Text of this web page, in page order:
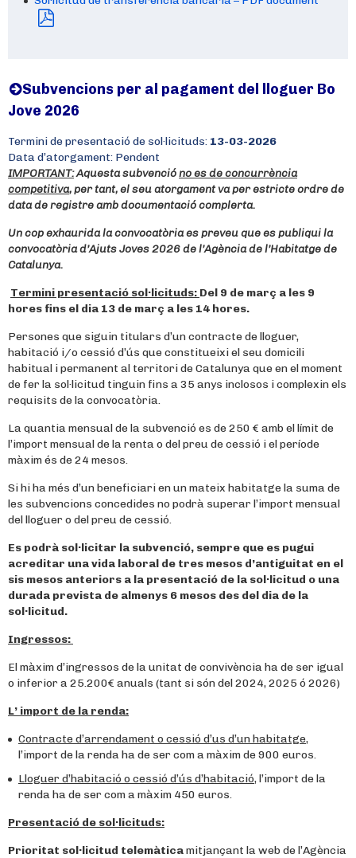
Subvencions per al pagament del lloguer Bo
Jove 2026
Termini de presentació de sol·licituds: 13-03-2026
Data d’atorgament: Pendent
IMPORTANT:Aquesta subvencióno es de concurrència
competitiva, per tant, el seu atorgament va per estricte ordre de
data de registre amb documentació complerta.
Un cop exhaurida la convocatòria es preveu que es publiqui la
convocatòria d’Ajuts Joves 2026 de l’Agència de l’Habitatge de
Catalunya.
Termini presentació sol·licituds: Del 9 de març a les 9
hores fins el dia 13 de març a les 14 hores.
Persones que siguin titulars d’un contracte de lloguer,
habitació i/o cessió d’ús que constitueixi el seu domicili
habitual i permanent al territori de Catalunya que en el moment
de fer la sol·licitud tinguin fins a 35 anys inclosos i complexin els
requisits de la convocatòria.
La quantia mensual de la subvenció es de 250 € amb el límit de
l’import mensual de la renta o del preu de cessió i el període
màxim és de 24 mesos.
Si hi ha més d’un beneficiari en un mateix habitatge la suma de
les subvencions concedides no podrà superar l’import mensual
del lloguer o del preu de cessió.
Es podrà sol·licitar la subvenció, sempre que es pugui
acreditar una vida laboral de tres mesos d’antiguitat en el
sis mesos anteriors a la presentació de la sol·licitud o una
durada prevista de almenys 6 mesos des del dia de la
sol·licitud.
Ingressos:
El màxim d’ingressos de la unitat de convivència ha de ser igual
o inferior a 25.200€ anuals (tant si són del 2024, 2025 ó 2026)
L’ import de la renda:
Contracte d’arrendament o cessió d’us d’un habitatge,
l’import de la renda ha de ser com a màxim de 900 euros.
Lloguer d’habitació o cessió d’ús d’habitació, l’import de la
renda ha de ser com a màxim 450 euros.
Presentació de sol·licituds:
Prioritat sol·licitud telemàticamitjançant la web de l’Agència